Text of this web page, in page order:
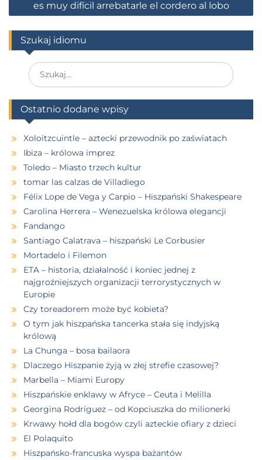
es muy difícil arrebatarle el cordero al lobo
Szukaj idiomu
Ostatnio dodane wpisy
Xoloitzcuintle – aztecki przewodnik po zaświatach
Ibiza – królowa imprez
Toledo – Miasto trzech kultur
tomar las calzas de Villadiego
Félix Lope de Vega y Carpio – Hiszpański Shakespeare
Carolina Herrera – Wenezuelska królowa elegancji
Fandango
Santiago Calatrava – hiszpański Le Corbusier
Mortadelo i Filemon
ETA – historia, działalność i koniec jednej z
najgroźniejszych organizacji terrorystycznych w
Europie
Czy toreadorem może być kobieta?
O tym jak hiszpańska tancerka stała się indyjską
królową
La Chunga – bosa bailaora
Dlaczego Hiszpanie żyją w złej strefie czasowej?
Marbella – Miami Europy
Hiszpańskie enklawy w Afryce – Ceuta i Melilla
Georgina Rodríguez – od Kopciuszka do milionerki
Krwawy hołd dla bogów czyli azteckie ofiary z dzieci
El Polaquito
Hiszpańsko-francuska wyspa bażantów